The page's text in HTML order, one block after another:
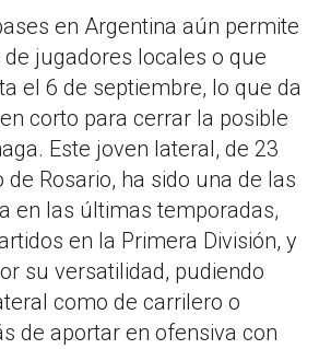
en Argentina aún permite
de jugadores locales o que
el 6 de septiembre, lo que da
corto para cerrar la posible
Este joven lateral, de 23
de Rosario, ha sido una de las
en las últimas temporadas,
en la Primera División, y
su versatilidad, pudiendo
como de carrilero o
de aportar en ofensiva con